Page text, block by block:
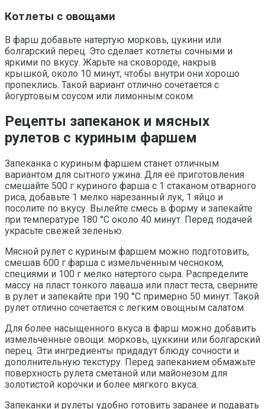
Котлеты с овощами
В фарш добавьте натертую морковь, цукини или
болгарский перец. Это сделает котлеты сочными и
яркими по вкусу. Жарьте на сковороде, накрыв
крышкой, около 10 минут, чтобы внутри они хорошо
пропеклись. Такой вариант отлично сочетается с
йогуртовым соусом или лимонным соком.
Рецепты запеканок и мясных
рулетов с куриным фаршем
Запеканка с куриным фаршем станет отличным
вариантом для сытного ужина. Для её приготовления
смешайте 500 г куриного фарша с 1 стаканом отварного
риса, добавьте 1 мелко нарезанный лук, 1 яйцо и
посолите по вкусу. Вылейте смесь в форму и запекайте
при температуре 180 °C около 40 минут. Перед подачей
украсьте свежей зеленью.
Мясной рулет с куриным фаршем можно подготовить,
смешав 600 г фарша с измельчённым чесноком,
специями и 100 г мелко натертого сыра. Распределите
массу на пласт тонкого лаваша или пласт теста, сверните
в рулет и запекайте при 190 °C примерно 50 минут. Такой
рулет отлично сочетается с легким овощным салатом.
Для более насыщенного вкуса в фарш можно добавить
измельчённые овощи: морковь, цуккини или болгарский
перец. Эти ингредиенты придадут блюду сочности и
дополнительную текстуру. Перед запеканием обмажьте
поверхность рулета сметаной или майонезом для
золотистой корочки и более мягкого вкуса.
Запеканки и рулеты удобно готовить заранее и подавать